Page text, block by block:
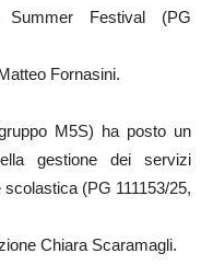
Festival (PG
Fornasini.
M5S) ha posto un
gestione dei servizi
scolastica (PG 111153/25,
Chiara Scaramagli.